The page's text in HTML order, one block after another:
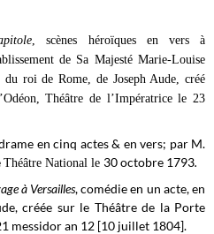
, scènes héroïques en vers à
de Sa Majesté Marie-Louise
du roi de Rome, de Joseph Aude, créé
Odéon, Théâtre de l’Impératricele 23
en cinq actes & en vers; par M.
Théâtre National le 30 octobre 1793.
à Versailles, comédie en un acte, en
créée sur le Théâtre de la Porte
messidor an 12 [10 juillet 1804].